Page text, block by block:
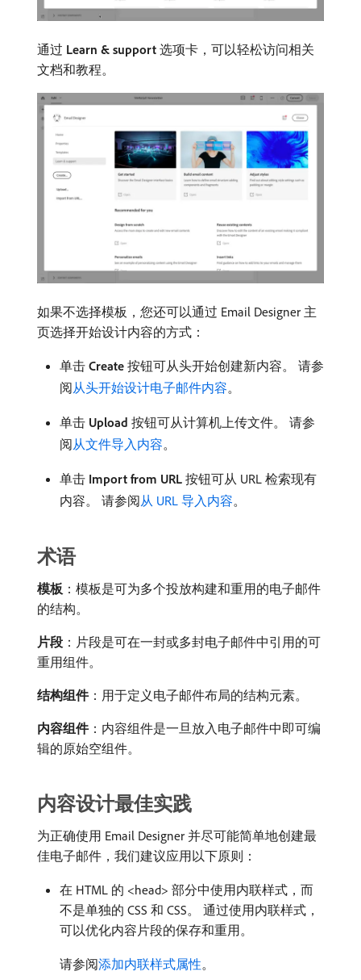
通过 Learn & support 选项卡，可以轻松访问相关
文档和教程。
如果不选择模板，您还可以通过 Email Designer 主
页选择开始设计内容的方式：
单击 Create 按钮可从头开始创建新内容。 请参
阅从头开始设计电子邮件内容。
单击 Upload 按钮可从计算机上传文件。 请参
阅从文件导入内容。
单击 Import from URL 按钮可从 URL 检索现有
内容。 请参阅从 URL 导入内容。
术语
模板 ：模板是可为多个投放构建和重用的电子邮件
的结构。
片段 ：片段是可在一封或多封电子邮件中引用的可
重用组件。
结构组件：用于定义电子邮件布局的结构元素。
内容组件：内容组件是一旦放入电子邮件中即可编
辑的原始空组件。
内容设计最佳实践
为正确使用 Email Designer 并尽可能简单地创建最
佳电子邮件，我们建议应用以下原则：
在 HTML 的 <head> 部分中使用内联样式，而
不是单独的 CSS 和 CSS。 通过使用内联样式，
可以优化内容片段的保存和重用。
请参阅添加内联样式属性。